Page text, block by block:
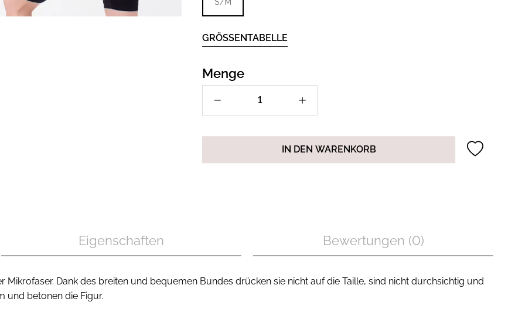
GRÖSSENTABELLE
Menge
IN DEN WARENKORB
Eigenschaften Bewertungen (0)
Dank des breiten und bequemen Bundes drücken sie nicht auf die Taille, sind nicht durchsichtig und
und betonen die Figur.